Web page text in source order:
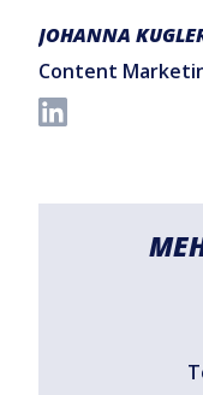
JOHANNA
Content